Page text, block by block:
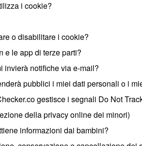
i cookie?
o disabilitare i cookie?
e le app di terze parti?
invierà notifiche via e-mail?
pubblici i miei dati personali o i
gestisce i segnali Do Not
della privacy online dei minori)
informazioni dai bambini?